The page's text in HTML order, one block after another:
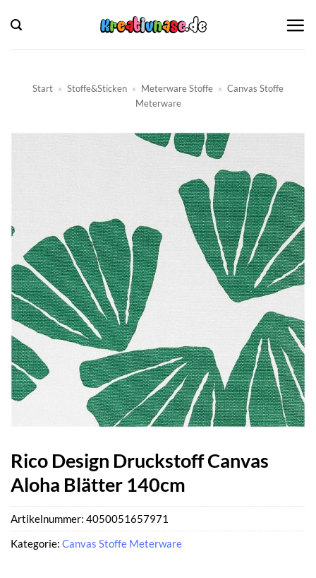
Inhalt
springen
Start » Stoffe&Sticken » Meterware Stoffe » Canvas Stoffe
Meterware
Rico Design Druckstoff Canvas
Aloha Blätter 140cm
Artikelnummer: 4050051657971
Kategorie: Canvas Stoffe Meterware